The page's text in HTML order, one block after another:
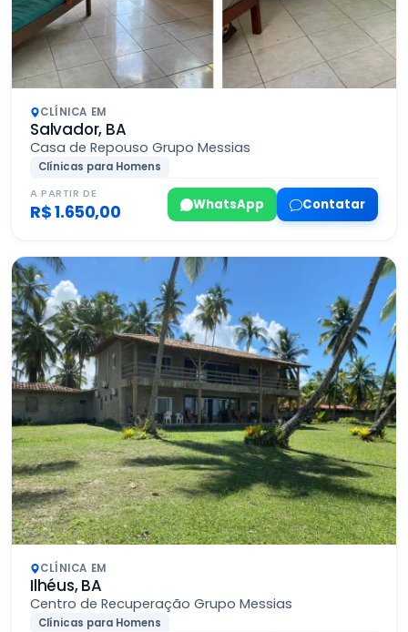
CLÍNICA EM
Salvador, BA
Casa de Repouso Grupo Messias
Clínicas para Homens
A PARTIR DE
R$ 1.650,00 WhatsApp Contatar
CLÍNICA EM
Ilhéus, BA
Centro de Recuperação Grupo Messias
Clínicas para Homens